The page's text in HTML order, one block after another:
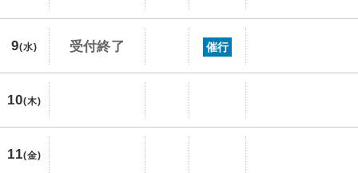
9(水) 受付終了 催行
10(木)
11(金)